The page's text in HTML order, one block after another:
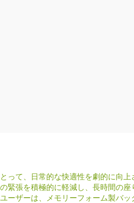
って、日常的な快適性を劇的に向
緊張を積極的に軽減し、長時間の
ーザーは、メモリーフォーム製バ